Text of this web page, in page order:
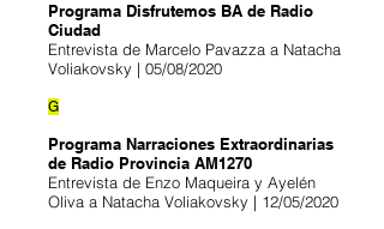
Programa Disfrutemos BA de Radio
Ciudad
Entrevista de Marcelo Pavazza a Natacha
Voliakovsky | 05/08/2020
G
Programa Narraciones Extraordinarias
de Radio Provincia AM1270
Entrevista de Enzo Maqueira y Ayelén
Oliva a Natacha Voliakovsky | 12/05/2020